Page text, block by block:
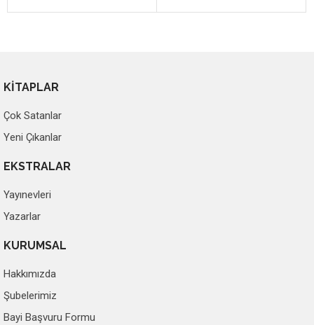
KİTAPLAR
Çok Satanlar
Yeni Çıkanlar
EKSTRALAR
Yayınevleri
Yazarlar
KURUMSAL
Hakkımızda
Şubelerimiz
Bayi Başvuru Formu